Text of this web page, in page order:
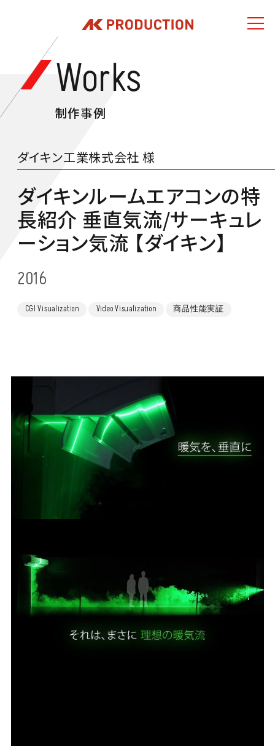
Works
制作事例
ダイキン工業株式会社 様
ダイキンルームエアコンの特
長紹介 垂直気流/サーキュレ
ーション気流 【ダイキン】
2016
CGI Visualization Video Visualization 商品性能実証